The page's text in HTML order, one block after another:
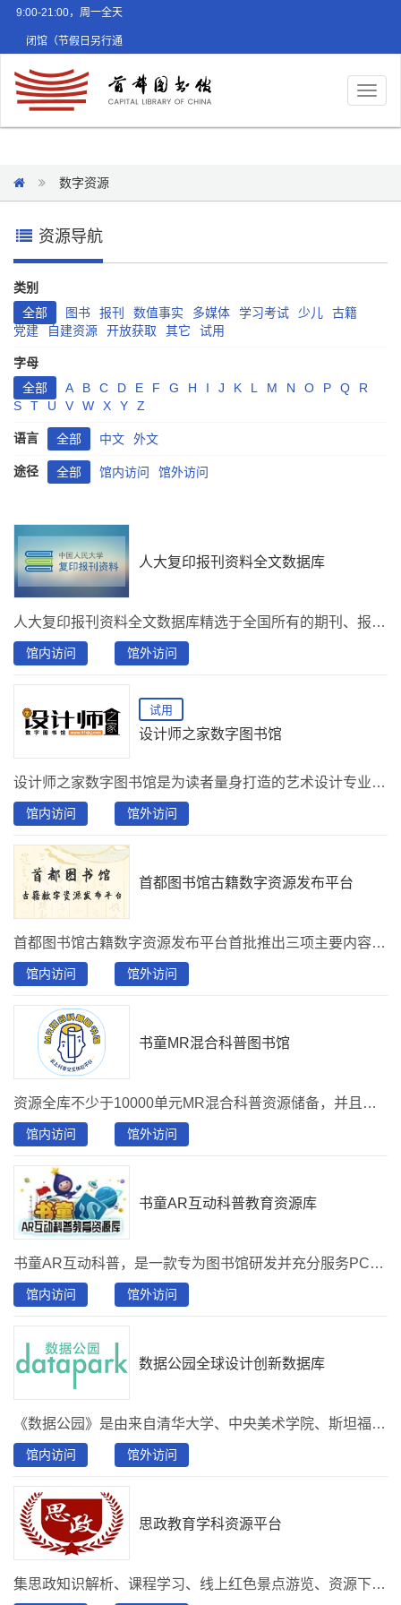
9:00-21:00，周一全天
闭馆（节假日另行通
数字资源
资源导航
类别
全部
图书 报刊 数值事实 多媒体 学习考试 少儿
古籍
党建
自建资源 开放获取 其它 试用
字母
全部
A B C D E F G H I J K L M N O P Q
R
S
T U V W X Y Z
语言 全部 中文 外文
途径 全部 馆内访问 馆外访问
人大复印报刊资料全文数据库
人大复印报刊资料全文数据库精选于全国所有的期刊、报纸，汇集了自改革开放以来国内报刊公开发表近6000余种人文社科学术研究成果的精萃,至今共收录约60多万篇论文。有从大方向按学科分九大类的全文数据库和从小方向按专业分类的数字期刊库两种呈现方式。其涵盖了人文社科的各个方面，哲学、政治学与社会学、法律学、经济学与经济管理学、教育学、文学与艺术、历史学、文化信息传播学以及其他学科。
馆内访问 馆外访问
试用
设计师之家数字图书馆
设计师之家数字图书馆是为读者量身打造的艺术设计专业知识服务平台。
馆内访问 馆外访问
首都图书馆古籍数字资源发布平台
首都图书馆古籍数字资源发布平台首批推出三项主要内容：一是馆藏古籍文献570种，其中407部绥中吴氏赠书特色鲜明，版本珍贵。二是“首都图书馆藏国家珍贵古籍图录知识库”，以馆藏166部珍贵古籍为核心资源，展示古籍之为文物和艺术的各种特点。三是《牡丹亭》专题，包括代表性版本、专题公开课、AIGC微剧场等内容。
馆内访问 馆外访问
书童MR混合科普图书馆
资源全库不少于10000单元MR混合科普资源储备，并且确保资源每日持续更新，授权开放不少于19个资源分类，包括但不限于智汇文旅、中草药志、博物致知、筑梦天宫、非遗文化、传统文化、万物生长、动物图鉴、恐龙纪元、海底世界等类别。采用轻阅读模式，可实现知识场景中多维度展示互动体验，该资源库为青少年儿童读者提供丰富的新型数字资源，让青少年读者畅享高新技术所带来的全新阅读体验，促进青少年儿童在科普、人文、教育、心理、认知等领域的提升，激发孩子们的学习兴趣。该资源库含有海量的专业图文立体化科普知识点。通过MR混合科普图书馆资源库，使青少年儿童读者将虚拟世界和现实世界相融合，在立体动态混合现实的在线体验学习中，萌发对阅读学习的好奇心，提高对阅读探索的自主感。
馆内访问 馆外访问
书童AR互动科普教育资源库
书童AR互动科普，是一款专为图书馆研发并充分服务PC端、移动端和微信端联动阅读的创新型高新技术科普资源数据库，丰富的馆内外阅读服务模式，通过电脑、微信和APP均可实现立体交互阅读。
馆内访问 馆外访问
数据公园全球设计创新数据库
《数据公园》是由来自清华大学、中央美术学院、斯坦福大学的研究员与学者发起，是以全球设计创新、品牌创新、消费趋势为核心，以支持创新人才培养与本土创业就业为特色的数据库。有效帮助专业读者开拓视野与提升创新能力，并时刻与全球创新趋势同步。 库内包含产品设计、时尚设计、品牌营销、视觉设计、室内设计、建筑设计、消费趋势、科技趋势八大资源库。目前已有7万篇报告和品牌案例，并保持每天更新全球最新设计趋势与案例。该数据库可以有效帮助读者从趋势、商业、消费、美学、科技等维度解析各领域的设计动态，让读者第一时间了解全球创新与商业变化。
馆内访问 馆外访问
思政教育学科资源平台
集思政知识解析、课程学习、线上红色景点游览、资源下载于一体的思政教育服务平台。资源类型包含视频、音频、课件、图片等，涉及内容包含党的政治引领、公民思想政治、法治与道德培养，内容随思政教育热点实时更新。